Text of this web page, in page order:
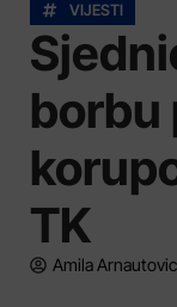
VIJESTI
borbu
TK
Amila Arnautovic